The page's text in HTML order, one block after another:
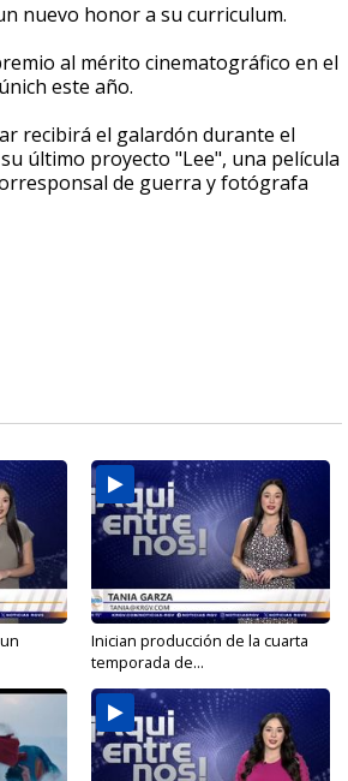
nuevo honor a su curriculum.
al mérito cinematográfico en el
este año.
recibirá el galardón durante el
último proyecto "Lee", una película
de guerra y fotógrafa
Inician producción de la cuarta
temporada de...